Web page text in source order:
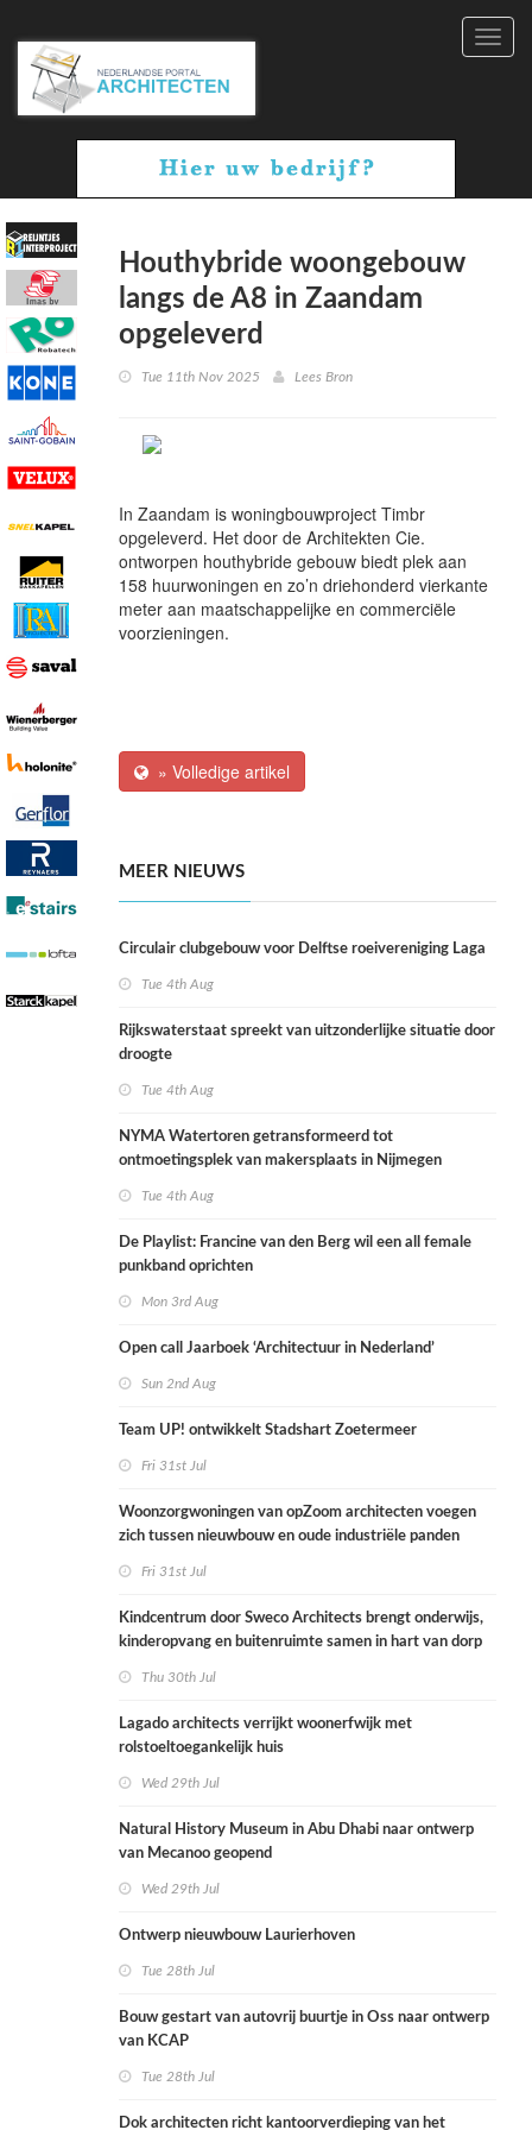
Houthybride woongebouw
langs de A8 in Zaandam
opgeleverd
Tue 11th Nov 2025 Lees Bron
In Zaandam is woningbouwproject Timbr
opgeleverd. Het door de Architekten Cie.
ontworpen houthybride gebouw biedt plek aan
158 huurwoningen en zo’n driehonderd vierkante
meter aan maatschappelijke en commerciële
voorzieningen.
» Volledige artikel
MEER NIEUWS
Circulair clubgebouw voor Delftse roeivereniging Laga
Tue 4th Aug
Rijkswaterstaat spreekt van uitzonderlijke situatie door
droogte
Tue 4th Aug
NYMA Watertoren getransformeerd tot
ontmoetingsplek van makersplaats in Nijmegen
Tue 4th Aug
De Playlist: Francine van den Berg wil een all female
punkband oprichten
Mon 3rd Aug
Open call Jaarboek ‘Architectuur in Nederland’
Sun 2nd Aug
Team UP! ontwikkelt Stadshart Zoetermeer
Fri 31st Jul
Woonzorgwoningen van opZoom architecten voegen
zich tussen nieuwbouw en oude industriële panden
Fri 31st Jul
Kindcentrum door Sweco Architects brengt onderwijs,
kinderopvang en buitenruimte samen in hart van dorp
Thu 30th Jul
Lagado architects verrijkt woonerfwijk met
rolstoeltoegankelijk huis
Wed 29th Jul
Natural History Museum in Abu Dhabi naar ontwerp
van Mecanoo geopend
Wed 29th Jul
Ontwerp nieuwbouw Laurierhoven
Tue 28th Jul
Bouw gestart van autovrij buurtje in Oss naar ontwerp
van KCAP
Tue 28th Jul
Dok architecten richt kantoorverdieping van het